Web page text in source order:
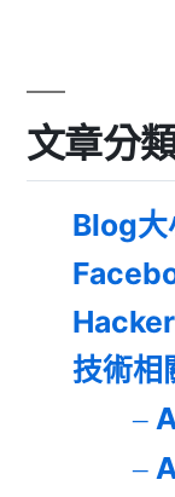
文章分
Blog大
技術相